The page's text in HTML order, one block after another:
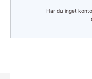
Har du inget